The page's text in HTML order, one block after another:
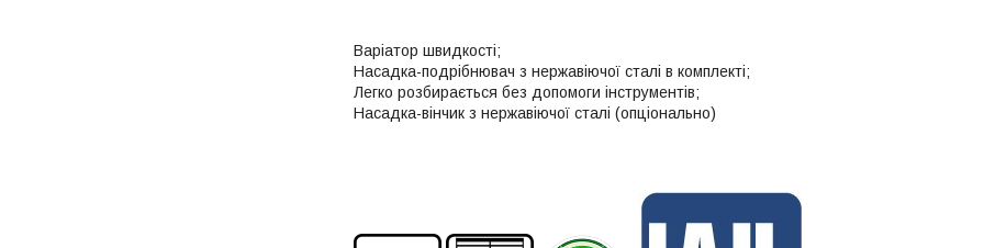
Варіатор швидкості;
Насадка-подрібнювач з нержавіючої сталі в комплекті;
Легко розбирається без допомоги інструментів;
Насадка-вінчик з нержавіючої сталі (опціонально)